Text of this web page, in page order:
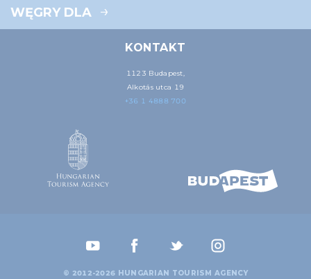
WĘGRY DLA
KONTAKT
1123 Budapest,
Alkotás utca 19
+36 1 4888 700
© 2012-2026 HUNGARIAN TOURISM AGENCY